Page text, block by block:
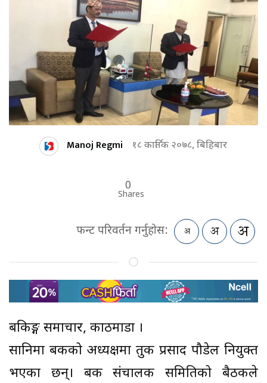
Manoj Regmi १८ कार्तिक २०७८, बिहिबार
0
Shares
फन्ट परिवर्तन गर्नुहोस:
बैंकिङ्ग समाचार, काठमाडौं ।
सानिमा बैंकको अध्यक्षमा तुक प्रसाद पौडेल नियुक्त
भएका छन्। बैंक संचालक समितिको बैठकले